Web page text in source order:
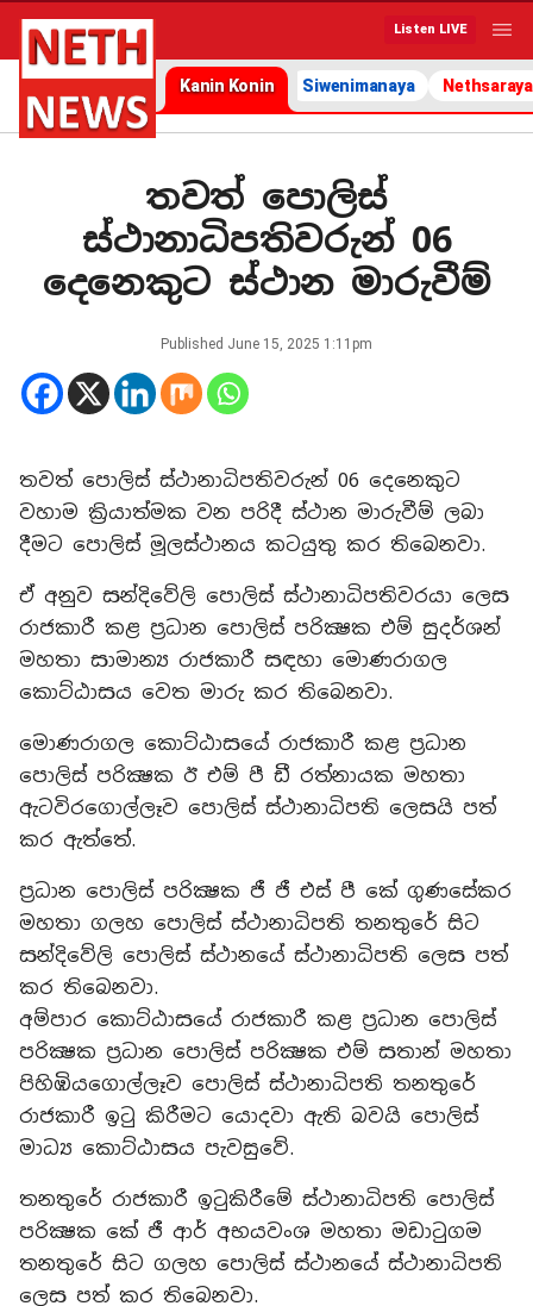
Listen LIVE
Kanin Konin Siwenimanaya Nethsaraya
තවත් පොලිස්
ස්ථානාධිපතිවරුන් 06
දෙනෙකුට ස්ථාන මාරුවීම්
Published June 15, 2025 1:11pm
තවත් පොලිස් ස්ථානාධිපතිවරුන් 06 දෙනෙකුට
වහාම ක්‍රියාත්මක වන පරිදී ස්ථාන මාරුවීම් ලබා
දීමට පොලිස් මූලස්ථානය කටයුතු කර තිබෙනවා.
ඒ අනුව සන්දිවේලි පොලිස් ස්ථානාධිපතිවරයා ලෙස
රාජකාරී කළ ප්‍රධාන පොලිස් පරික්‍ෂක එම් සුදර්ශන්
මහතා සාමාන්‍ය රාජකාරී සඳහා මොණරාගල
කොට්ඨාසය වෙත මාරු කර තිබෙනවා.
මොණරාගල කොට්ඨාසයේ රාජකාරී කළ ප්‍රධාන
පොලිස් පරික්‍ෂක ඊ එම් පී ඩී රත්නායක මහතා
ඇටවිරගොල්ලෑව පොලිස් ස්ථානාධිපති ලෙසයි පත්
කර ඇත්තේ.
ප්‍රධාන පොලිස් පරික්‍ෂක ජී ජී එස් පී කේ ගුණසේකර
මහතා ගලහ පොලිස් ස්ථානාධිපති තනතුරේ සිට
සන්දිවේලි පොලිස් ස්ථානයේ ස්ථානාධිපති ලෙස පත්
කර තිබෙනවා.
අම්පාර කොට්ඨාසයේ රාජකාරී කළ ප්‍රධාන පොලිස්
පරික්‍ෂක ප්‍රධාන පොලිස් පරික්‍ෂක එම් සතාන් මහතා
පිහිඹියගොල්ලෑව පොලිස් ස්ථානාධිපති තනතුරේ
රාජකාරී ඉටු කිරීමට යොදවා ඇති බවයි පොලිස්
මාධ්‍ය කොට්ඨාසය පැවසුවේ.
තනතුරේ රාජකාරී ඉටුකිරීමේ ස්ථානාධිපති පොලිස්
පරික්‍ෂක කේ ජී ආර් අභයවංශ මහතා මඩාටුගම
තනතුරේ සිට ගලහ පොලිස් ස්ථානයේ ස්ථානාධිපති
ලෙස පත් කර තිබෙනවා.